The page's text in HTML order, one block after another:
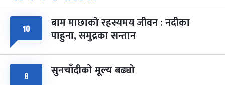
८ फागुपूर्णिमा
चैत्र ८, २०८३-Mar 22, 2027
७ महिना बाँकी
१० बाम माछाको रहस्यमय जीवन : नदीका
पाहुना, समुद्रका सन्तान
८ सुनचाँदीको मूल्य बढ्यो